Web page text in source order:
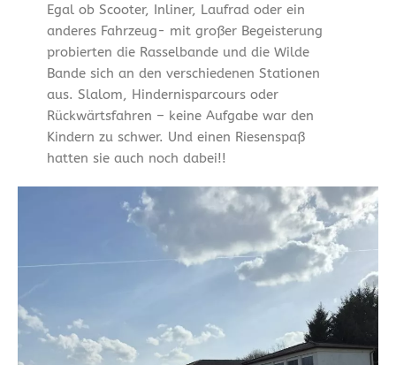
Egal ob Scooter, Inliner, Laufrad oder ein
anderes Fahrzeug- mit großer Begeisterung
probierten die Rasselbande und die Wilde
Bande sich an den verschiedenen Stationen
aus. Slalom, Hindernisparcours oder
Rückwärtsfahren – keine Aufgabe war den
Kindern zu schwer. Und einen Riesenspaß
hatten sie auch noch dabei!!